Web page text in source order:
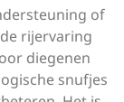
of
rijervaring
diegenen
snufjes